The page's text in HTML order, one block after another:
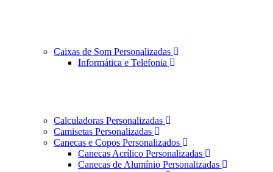
Caixas de Som Personalizadas
Informática e Telefonia
Calculadoras Personalizadas
Camisetas Personalizadas
Canecas e Copos Personalizados
Canecas Acrílico Personalizadas
Canecas de Alumínio Personalizadas